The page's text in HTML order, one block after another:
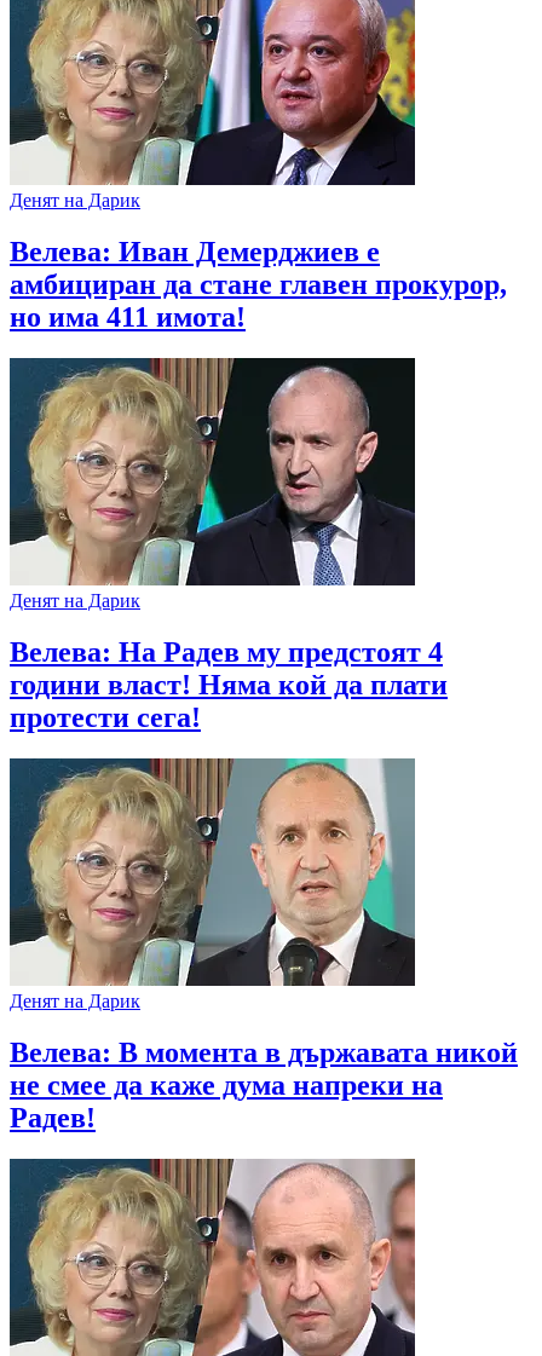
Денят на Дарик
Велева: Иван Демерджиев е
амбициран да стане главен прокурор,
но има 411 имота!
Денят на Дарик
Велева: На Радев му предстоят 4
години власт! Няма кой да плати
протести сега!
Денят на Дарик
Велева: В момента в държавата никой
не смее да каже дума напреки на
Радев!